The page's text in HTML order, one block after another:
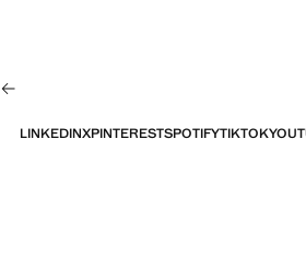
TIKTOK
SPOTIFY
PINTEREST
X
LINKEDIN